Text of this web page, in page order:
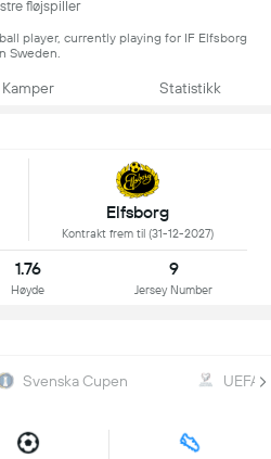
fløjspiller
player, currently playing for IF Elfsborg
Sweden.
Kamper Statistikk
Elfsborg
Kontrakt frem til (31-12-2027)
1.76
Høyde
9
Jersey Number
Svenska Cupen UEFA